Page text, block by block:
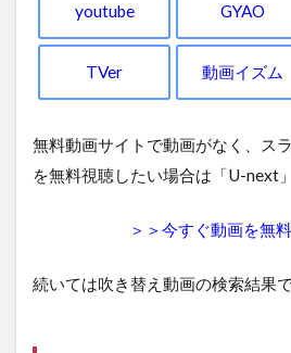
youtube GYAO
TVer 動画イズム
無料動画サイトで動画がなく、ス
を無料視聴したい場合は「U-next
＞＞今すぐ動画を無
続いては吹き替え動画の検索結果で